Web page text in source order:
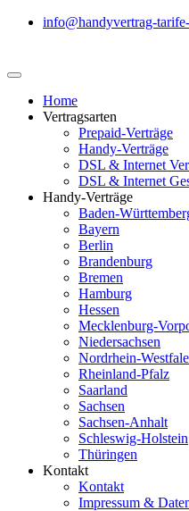
info@handyvertrag-
Home
Vertragsarten
Prepaid-Verträge
Handy-Verträge
DSL & Internet
DSL & Internet
Handy-Verträge
Baden-
Bayern
Berlin
Brandenburg
Bremen
Hamburg
Hessen
Mecklenburg-
Niedersachsen
Nordrhein-
Rheinland-Pfalz
Saarland
Sachsen
Sachsen-Anhalt
Schleswig-Holstein
Thüringen
Kontakt
Kontakt
Impressum &